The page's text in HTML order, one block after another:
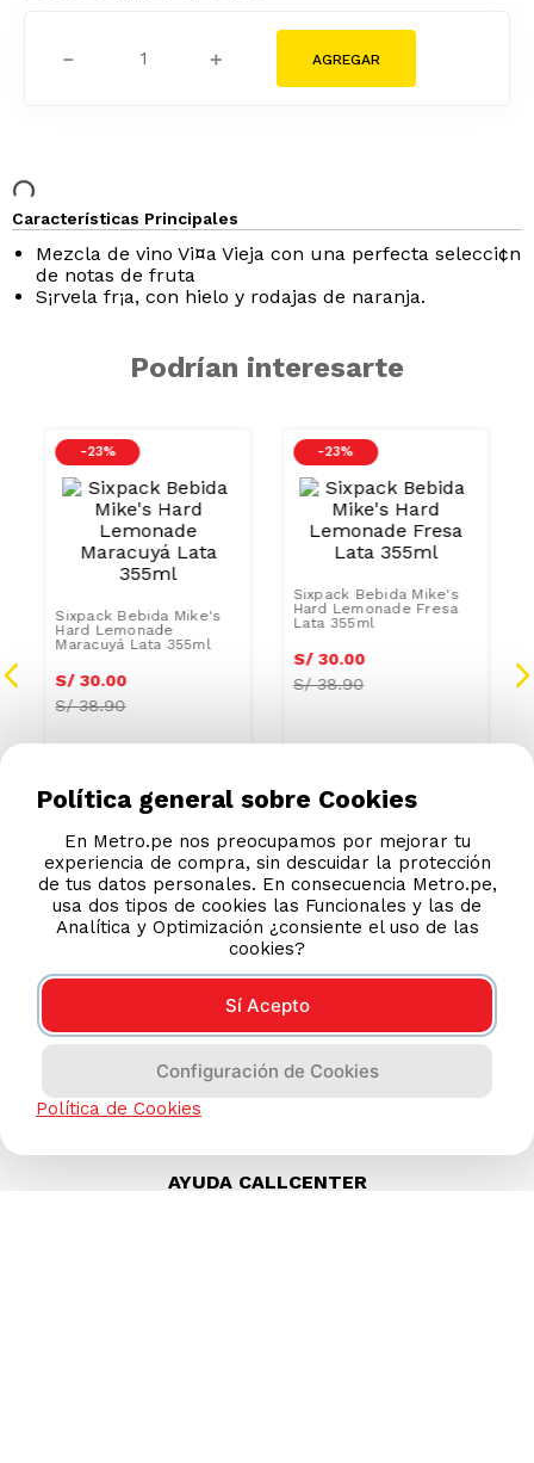
＋
－
Características Principales
Mezcla de vino Vi¤a Vieja con una perfecta selecci¢n
de notas de fruta
S¡rvela fr¡a, con hielo y rodajas de naranja.
Podrían interesarte
-23 %
Sixpack Bebida Mike's
Hard Lemonade
S/38.90
-23 %
38.90
AYUDA CALLCENTER
Política general sobre Cookies
En Metro.pe nos preocupamos por mejorar tu
experiencia de compra, sin descuidar la protección
de tus datos personales. En consecuencia Metro.pe,
usa dos tipos de cookies las Funcionales y las de
Analítica y Optimización ¿consiente el uso de las
cookies?
Sí Acepto
Configuración de Cookies
Política de Cookies